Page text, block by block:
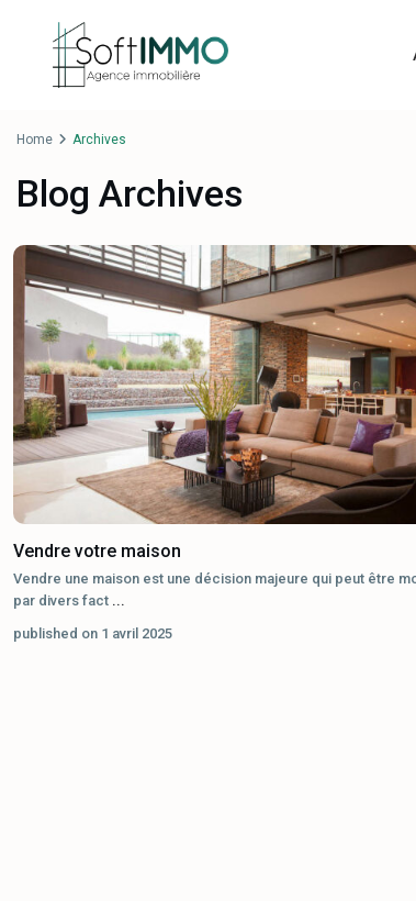
Home Archives
Blog Archives
Vendre votre maison
Vendre une maison est une décision majeure qui peut être
par divers fact ...
published on 1 avril 2025